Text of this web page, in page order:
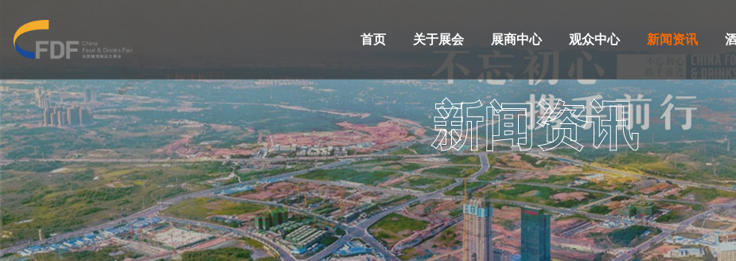
首页 关于展会 展商中心 观众中心 新闻资讯
新闻资讯